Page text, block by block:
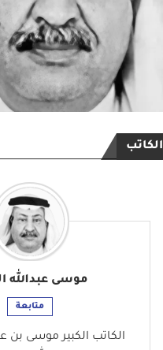
الكاتب
موسى عبدالله
متابعة
الكاتب الكبير موسى بن